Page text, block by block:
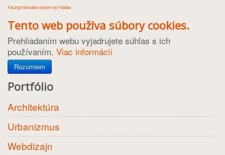
FaLang translation system by Faboba
Tento web používa súbory cookies.
Prehliadaním webu vyjadrujete súhlas s ich
používaním. Viac informácií
Rozumiem
Portfólio
Architektúra
Urbanizmus
Webdizajn